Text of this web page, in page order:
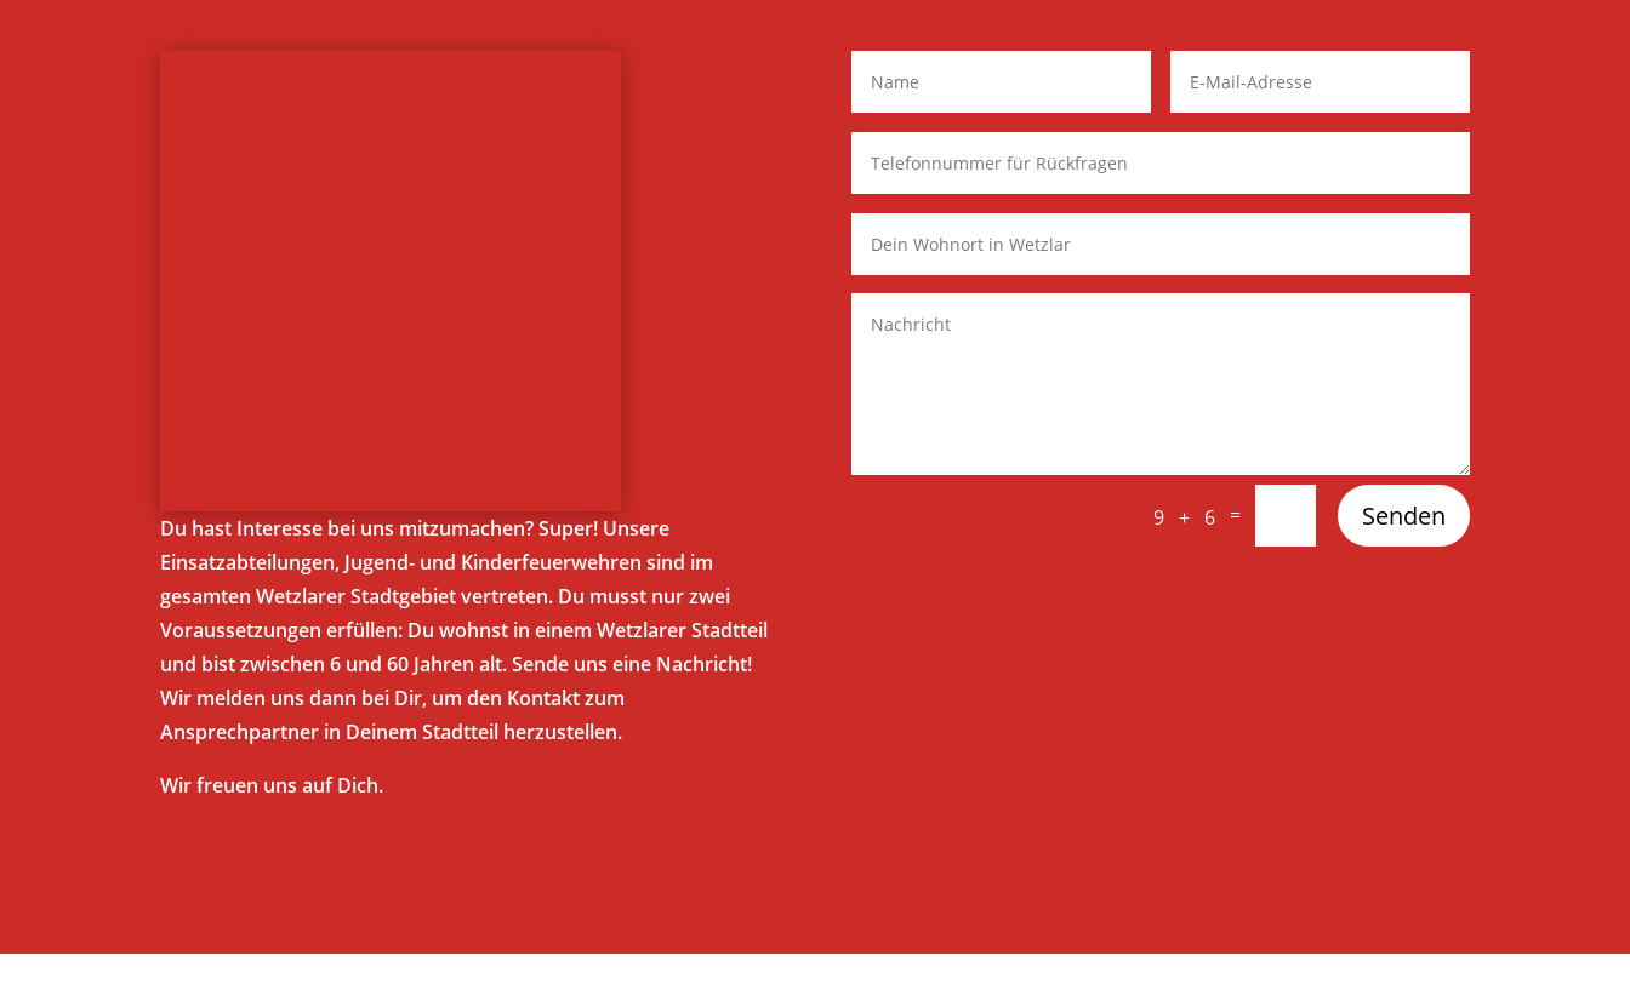
Du hast Interesse bei uns mitzumachen? Super! Unsere
Einsatzabteilungen, Jugend- und Kinderfeuerwehren sind im
gesamten Wetzlarer Stadtgebiet vertreten. Du musst nur zwei
Voraussetzungen erfüllen: Du wohnst in einem Wetzlarer Stadtteil
und bist zwischen 6 und 60 Jahren alt. Sende uns eine Nachricht!
Wir melden uns dann bei Dir, um den Kontakt zum
Ansprechpartner in Deinem Stadtteil herzustellen.
Wir freuen uns auf Dich.
9 + 6 = Senden